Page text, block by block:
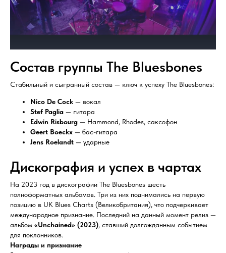
Состав группы The Bluesbones
Стабильный и сыгранный состав — ключ к успеху The Bluesbones:
Nico De Cock — вокал
Stef Paglia — гитара
Edwin Risbourg — Hammond, Rhodes, саксофон
Geert Boeckx — бас-гитара
Jens Roelandt — ударные
Дискография и успех в чартах
На 2023 год в дискографии The Bluesbones шесть
полноформатных альбомов. Три из них поднимались на первую
позицию в UK Blues Charts (Великобритания), что подчеркивает
международное признание. Последний на данный момент релиз —
альбом «Unchained» (2023), ставший долгожданным событием
для поклонников.
Награды и признание